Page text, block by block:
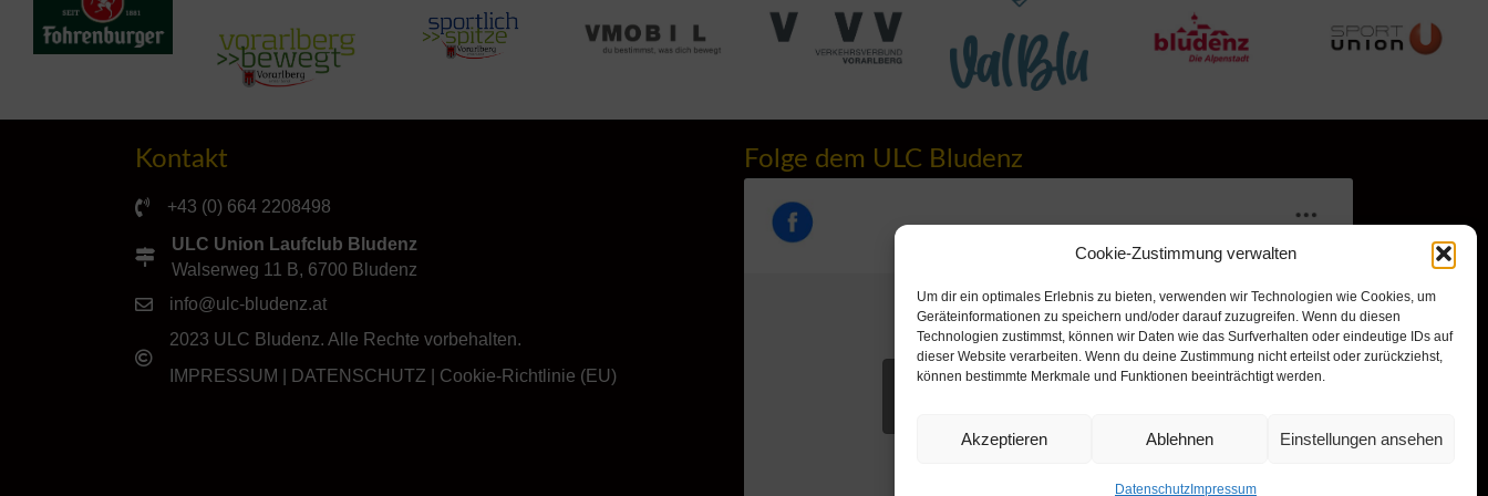
Cookie-Zustimmung verwalten
Um dir ein optimales Erlebnis zu bieten, verwenden wir Technologien wie Cookies, um
Geräteinformationen zu speichern und/oder darauf zuzugreifen. Wenn du diesen
Technologien zustimmst, können wir Daten wie das Surfverhalten oder eindeutige IDs auf
dieser Website verarbeiten. Wenn du deine Zustimmung nicht erteilst oder zurückziehst,
können bestimmte Merkmale und Funktionen beeinträchtigt werden.
Akzeptieren Ablehnen Einstellungen ansehen
DatenschutzImpressum
Kontakt
+43 (0) 664 2208498
ULC Union Laufclub Bludenz
Walserweg 11 B, 6700 Bludenz
info@ulc-bludenz.at
2023 ULC Bludenz. Alle Rechte vorbehalten.
IMPRESSUM
DATENSCHUTZ Cookie-Richtlinie (EU)
Folge dem ULC Bludenz
Klicke hier, um Marketing-Cookies zu